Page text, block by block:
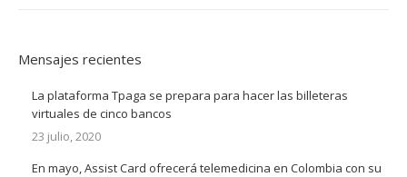
Mensajes recientes
La plataforma Tpaga se prepara para hacer las billeteras
virtuales de cinco bancos
23 julio, 2020
En mayo, Assist Card ofrecerá telemedicina en Colombia con su